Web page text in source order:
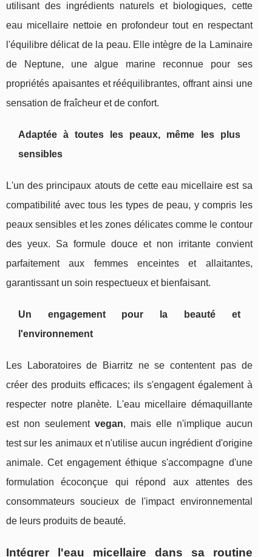
utilisant des ingrédients naturels et biologiques, cette
eau micellaire nettoie en profondeur tout en respectant
l'équilibre délicat de la peau. Elle intègre de la Laminaire
de Neptune, une algue marine reconnue pour ses
propriétés apaisantes et rééquilibrantes, offrant ainsi une
sensation de fraîcheur et de confort.
Adaptée à toutes les peaux, même les plus
sensibles
L'un des principaux atouts de cette eau micellaire est sa
compatibilité avec tous les types de peau, y compris les
peaux sensibles et les zones délicates comme le contour
des yeux. Sa formule douce et non irritante convient
parfaitement aux femmes enceintes et allaitantes,
garantissant un soin respectueux et bienfaisant.
Un engagement pour la beauté et
l'environnement
Les Laboratoires de Biarritz ne se contentent pas de
créer des produits efficaces; ils s'engagent également à
respecter notre planète. L'eau micellaire démaquillante
est non seulement vegan, mais elle n'implique aucun
test sur les animaux et n'utilise aucun ingrédient d'origine
animale. Cet engagement éthique s'accompagne d'une
formulation écoconçue qui répond aux attentes des
consommateurs soucieux de l'impact environnemental
de leurs produits de beauté.
Intégrer l'eau micellaire dans sa routine